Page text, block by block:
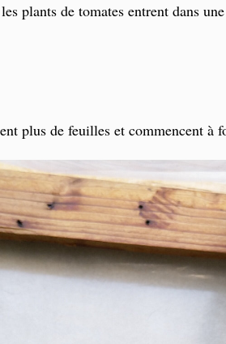
plants de tomates entrent dans
plus de feuilles et commencent à